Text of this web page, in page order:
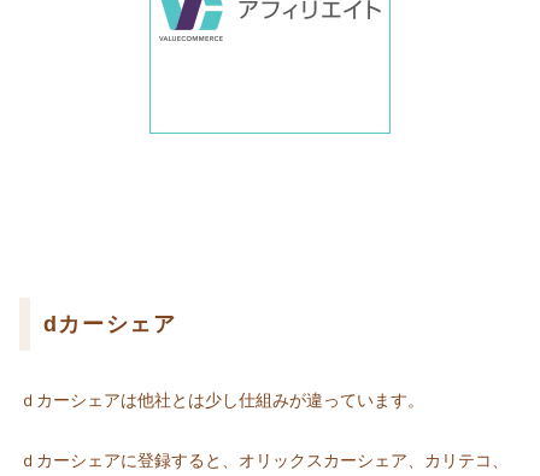
dカーシェア
ｄカーシェアは他社とは少し仕組みが違っています。
ｄカーシェアに登録すると、オリックスカーシェア、カリテコ、